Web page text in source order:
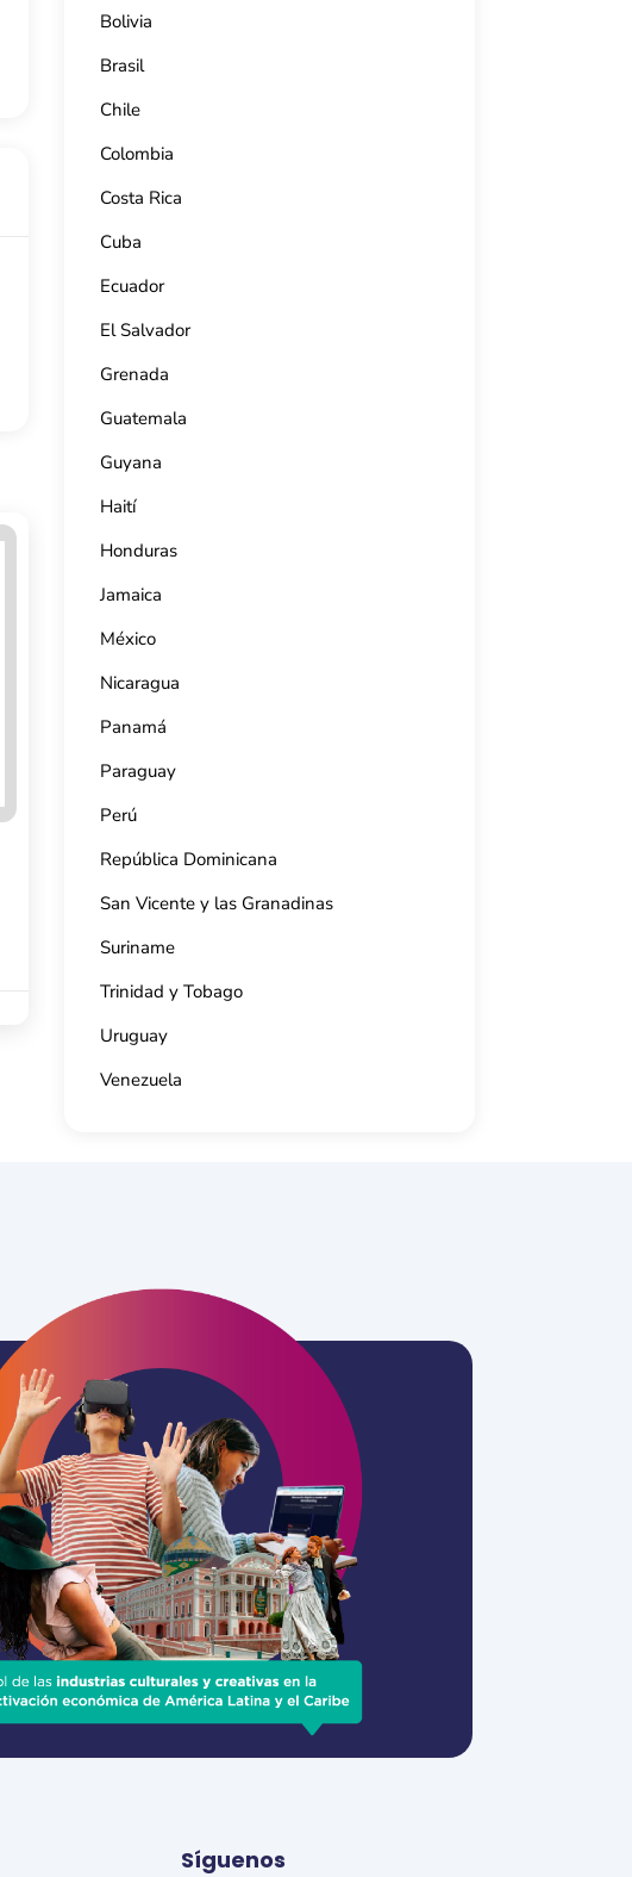
Casa Gaia
La Habana, Cuba.
Bolivia
Brasil
Chile
Colombia
Costa Rica
Cuba
Ecuador
El Salvador
Grenada
Guatemala
Guyana
Haití
Honduras
Jamaica
México
Nicaragua
Panamá
Paraguay
Perú
República Dominicana
San Vicente y las Granadinas
Suriname
Trinidad y Tobago
Uruguay
Venezuela
Síguenos